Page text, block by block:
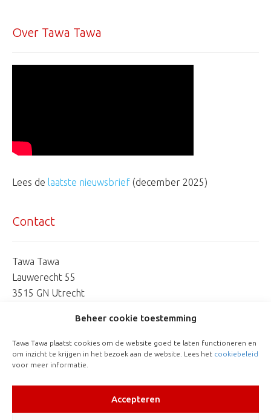
Beheer cookie toestemming
Tawa Tawa plaatst cookies om de website goed te laten functioneren en
om inzicht te krijgen in het bezoek aan de website. Lees het cookiebeleid
voor meer informatie.
Accepteren
Over Tawa Tawa
Lees de laatste nieuwsbrief (december 2025)
Contact
Tawa Tawa
Lauwerecht 55
3515 GN Utrecht
marionetman@tawatawa.nl